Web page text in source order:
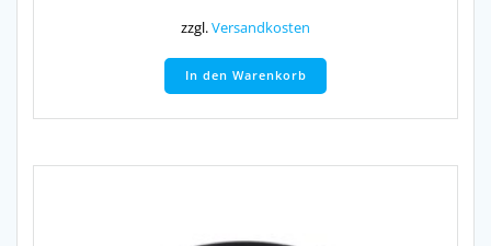
zzgl.Versandkosten
In den Warenkorb